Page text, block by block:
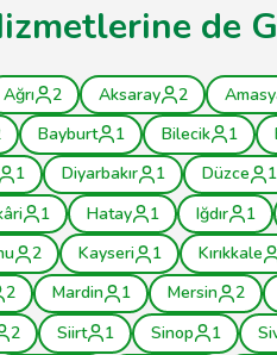
de
Ağrı 2 Aksaray 2
Bayburt 1 Bilecik 1
1 Diyarbakır 1 Düzce 1
1 Hatay 1 Iğdır 1
2 Kayseri 1 Kırıkkale
2 Mardin 1 Mersin 2
2 Siirt 1 Sinop 1